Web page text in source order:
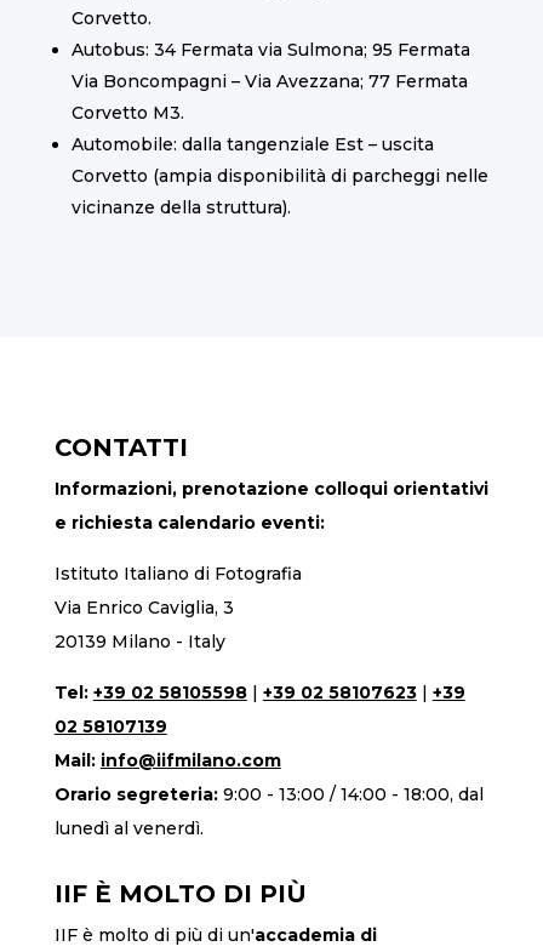
Corvetto.
Autobus: 34 Fermata via Sulmona; 95 Fermata
Via Boncompagni – Via Avezzana; 77 Fermata
Corvetto M3.
Automobile: dalla tangenziale Est – uscita
Corvetto (ampia disponibilità di parcheggi nelle
vicinanze della struttura).
CONTATTI
Informazioni, prenotazione colloqui orientativi
e richiesta calendario eventi:
Istituto Italiano di Fotografia
Via Enrico Caviglia, 3
20139 Milano - Italy
Tel: +39 02 58105598| +39 02 58107623| +39
02 58107139
Mail: info@iifmilano.com
Orario segreteria: 9:00 - 13:00 / 14:00 - 18:00, dal
lunedì al venerdì.
IIF È MOLTO DI PIÙ
IIF è molto di più di un'accademia di